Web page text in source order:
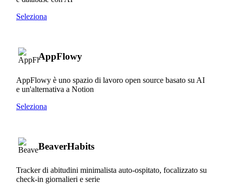
Seleziona
AppFlowy
AppFlowy è uno spazio di lavoro open source basato su AI
e un'alternativa a Notion
Seleziona
BeaverHabits
Tracker di abitudini minimalista auto-ospitato, focalizzato su
check-in giornalieri e serie